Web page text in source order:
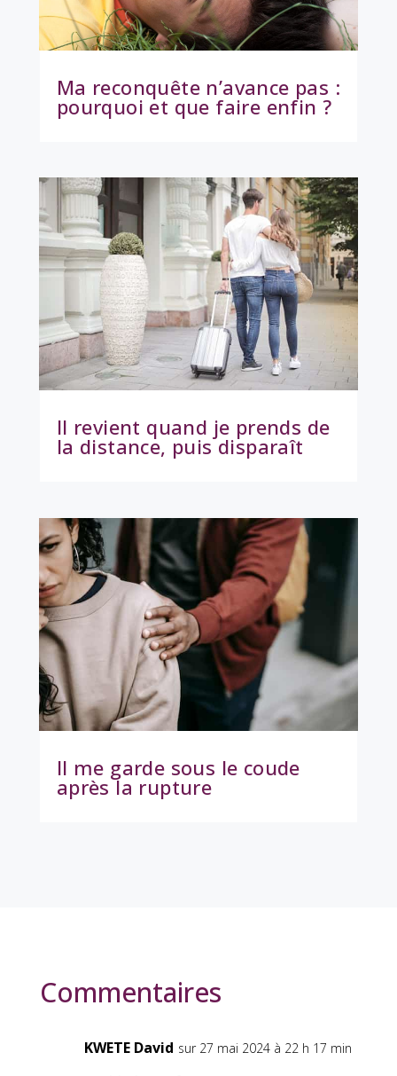
Ma reconquête n’avance pas :
pourquoi et que faire enfin ?
Il revient quand je prends de
la distance, puis disparaît
Il me garde sous le coude
après la rupture
Commentaires
KWETE David sur 27 mai 2024 à 22 h 17 min